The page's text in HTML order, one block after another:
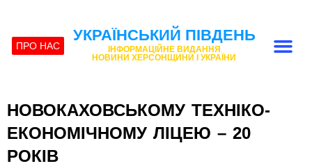
ПРО НАС
УКРАЇНСЬКИЙ ПІВДЕНЬ
ІНФОРМАЦІЙНЕ ВИДАННЯ
НОВИНИ ХЕРСОНЩИНИ І УКРАЇНИ
НОВОКАХОВСЬКОМУ ТЕХНІКО-
ЕКОНОМІЧНОМУ ЛІЦЕЮ – 20
РОКІВ